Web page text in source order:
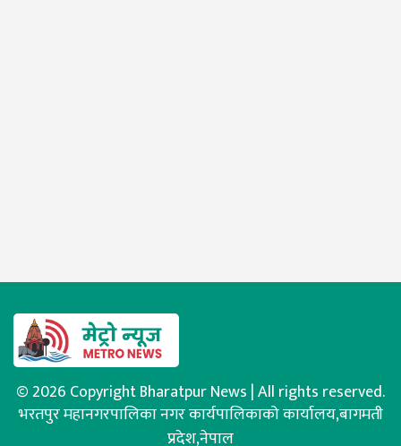
© 2026 Copyright Bharatpur News | All rights reserved.
भरतपुर महानगरपालिका नगर कार्यपालिकाको कार्यालय,बागमती
प्रदेश,नेपाल